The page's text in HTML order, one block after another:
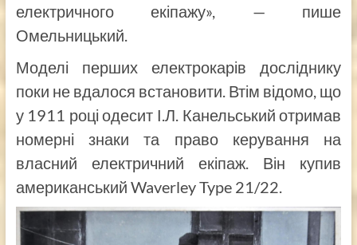
електричного екіпажу», — пише
Омельницький.
Моделі перших електрокарів досліднику
поки не вдалося встановити. Втім відомо, що
у 1911 році одесит І.Л. Канельський отримав
номерні знаки та право керування на
власний електричний екіпаж. Він купив
американський Waverley Type 21/22.